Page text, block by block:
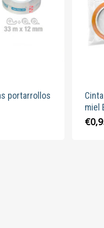
portarrollos
miel
€